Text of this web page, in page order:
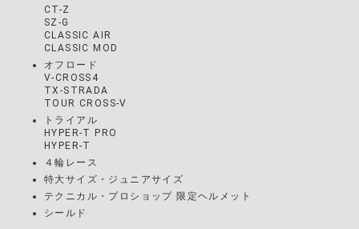
CT-Z
SZ-G
CLASSIC AIR
CLASSIC MOD
オフロード
V-CROSS4
TX-STRADA
TOUR CROSS-V
トライアル
HYPER-T PRO
HYPER-T
４輪レース
特大サイズ・ジュニアサイズ
テクニカル・プロショップ 限定ヘルメット
シールド